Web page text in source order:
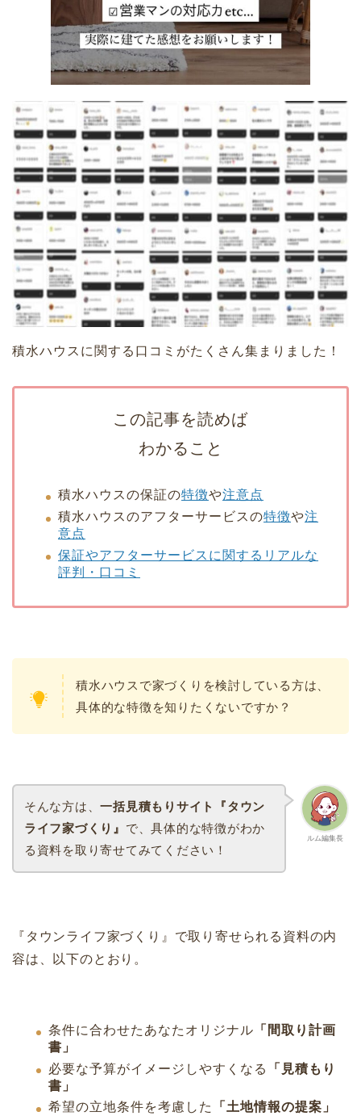
積水ハウスに関する口コミがたくさん集まりました！
この記事を読めば
わかること
積水ハウスの保証の特徴や注意点
積水ハウスのアフターサービスの特徴や注
意点
保証やアフターサービスに関するリアルな
評判・口コミ
積水ハウスで家づくりを検討している方は、
具体的な特徴を知りたくないですか？
ルム編集長
そんな方は、一括見積もりサイト『タウン
ライフ家づくり』 で、具体的な特徴がわか
る資料を取り寄せてみてください！
『タウンライフ家づくり』で取り寄せられる資料の内
容は、以下のとおり。
条件に合わせたあなたオリジナル 「間取り計画
書」
必要な予算がイメージしやすくなる
「見積もり
書」
希望の立地条件を考慮した
「土地情報の提案」